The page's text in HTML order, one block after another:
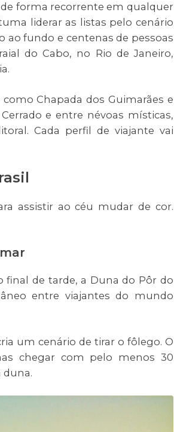
forma recorrente em qualquer
liderar as listas pelo cenário
ao fundo e centenas de pessoas
do Cabo, no Rio de Janeiro,
Chapada dos Guimarães e
e entre névoas místicas,
Cada perfil de viajante vai
assistir ao céu mudar de cor.
final de tarde, a Duna do Pôr do
entre viajantes do mundo
um cenário de tirar o fôlego. O
chegar com pelo menos 30
duna.